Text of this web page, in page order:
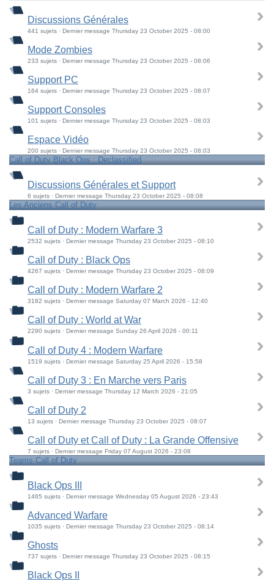
Discussions Générales
441 sujets · Dernier message Thursday 23 October 2025 - 08:00
Mode Zombies
233 sujets · Dernier message Thursday 23 October 2025 - 08:06
Support PC
164 sujets · Dernier message Thursday 23 October 2025 - 08:07
Support Consoles
101 sujets · Dernier message Thursday 23 October 2025 - 08:03
Espace Vidéo
200 sujets · Dernier message Thursday 23 October 2025 - 08:03
Call of Duty Black Ops : Declassified
Discussions Générales et Support
6 sujets · Dernier message Thursday 23 October 2025 - 08:08
Les Anciens Call of Duty
Call of Duty : Modern Warfare 3
2532 sujets · Dernier message Thursday 23 October 2025 - 08:10
Call of Duty : Black Ops
4267 sujets · Dernier message Thursday 23 October 2025 - 08:09
Call of Duty : Modern Warfare 2
3182 sujets · Dernier message Saturday 07 March 2026 - 12:40
Call of Duty : World at War
2290 sujets · Dernier message Sunday 26 April 2026 - 00:11
Call of Duty 4 : Modern Warfare
1519 sujets · Dernier message Saturday 25 April 2026 - 15:58
Call of Duty 3 : En Marche vers Paris
3 sujets · Dernier message Thursday 12 March 2026 - 21:05
Call of Duty 2
13 sujets · Dernier message Thursday 23 October 2025 - 08:07
Call of Duty et Call of Duty : La Grande Offensive
7 sujets · Dernier message Friday 07 August 2026 - 23:08
Teams Call of Duty
Black Ops III
1465 sujets · Dernier message Wednesday 05 August 2026 - 23:43
Advanced Warfare
1035 sujets · Dernier message Thursday 23 October 2025 - 08:14
Ghosts
737 sujets · Dernier message Thursday 23 October 2025 - 08:15
Black Ops II